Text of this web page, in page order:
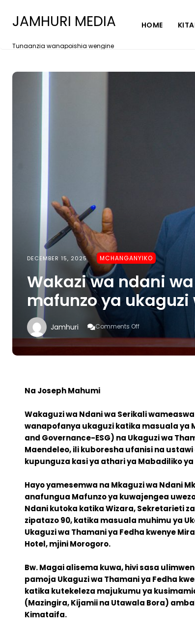
JAMHURI MEDIA
Tunaanzia wanapoishia wengine
HOME
DECEMBER 15, 2025 MCHANGANYIKO
Wakazi wa ndani
mafunzo ya ukaguzi
Jamhuri Comments Off
Wa
Ndani
Ya
Ukaguzi
ESG
Na Joseph Mahumi
Wakaguzi wa Ndani wa Serikali
wanapofanya ukaguzi katika masuala ya
and Governance-ESG) na Ukaguzi wa
Maendeleo, ili kuboresha ufanisi na
kupunguza kasi ya athari ya Mabadiliko
Hayo yamesemwa na Mkaguzi wa Ndani
anafungua Mafunzo ya kuwajengea
Ndani kutoka katika Wizara, Sekretarieti
zipatazo 90, katika masuala muhimu ya
Ukaguzi wa Thamani ya Fedha kwenye
Hotel, mjini Morogoro.
Bw. Magai alisema kuwa, hivi sasa
pamoja Ukaguzi wa Thamani ya Fedha
katika kutekeleza majukumu ya
(Mazingira, Kijamii na Utawala Bora)
Kimataifa.